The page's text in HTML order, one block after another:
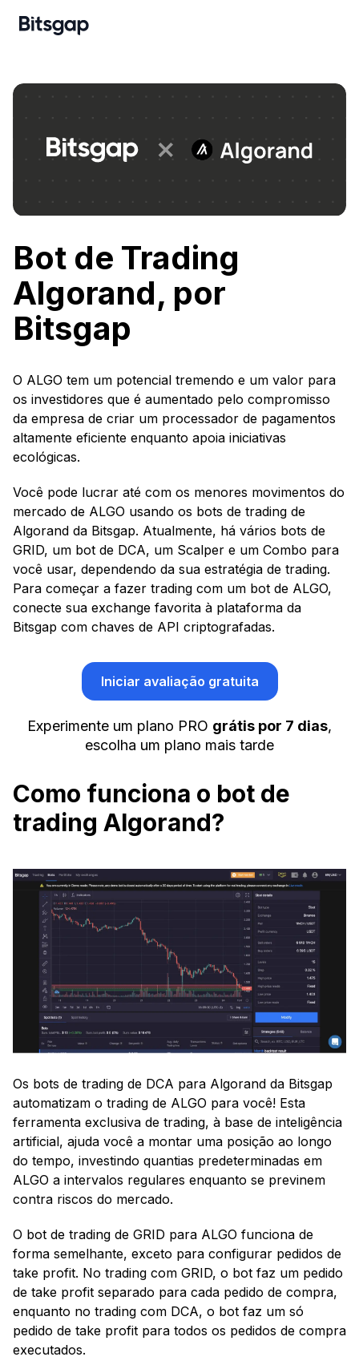
Bot de Trading
Algorand, por
Bitsgap
O ALGO tem um potencial tremendo e um valor para
os investidores que é aumentado pelo compromisso
da empresa de criar um processador de pagamentos
altamente eficiente enquanto apoia iniciativas
ecológicas.
Você pode lucrar até com os menores movimentos do
mercado de ALGO usando os bots de trading de
Algorand da Bitsgap. Atualmente, há vários bots de
GRID, um bot de DCA, um Scalper e um Combo para
você usar, dependendo da sua estratégia de trading.
Para começar a fazer trading com um bot de ALGO,
conecte sua exchange favorita à plataforma da
Bitsgap com chaves de API criptografadas.
Iniciar avaliação gratuita
Experimente um plano PRO grátis por 7 dias,
escolha um plano mais tarde
Como funciona o bot de
trading Algorand?
Os bots de trading de DCA para Algorand da Bitsgap
automatizam o trading de ALGO para você! Esta
ferramenta exclusiva de trading, à base de inteligência
artificial, ajuda você a montar uma posição ao longo
do tempo, investindo quantias predeterminadas em
ALGO a intervalos regulares enquanto se previnem
contra riscos do mercado.
O bot de trading de GRID para ALGO funciona de
forma semelhante, exceto para configurar pedidos de
take profit. No trading com GRID, o bot faz um pedido
de take profit separado para cada pedido de compra,
enquanto no trading com DCA, o bot faz um só
pedido de take profit para todos os pedidos de compra
executados.